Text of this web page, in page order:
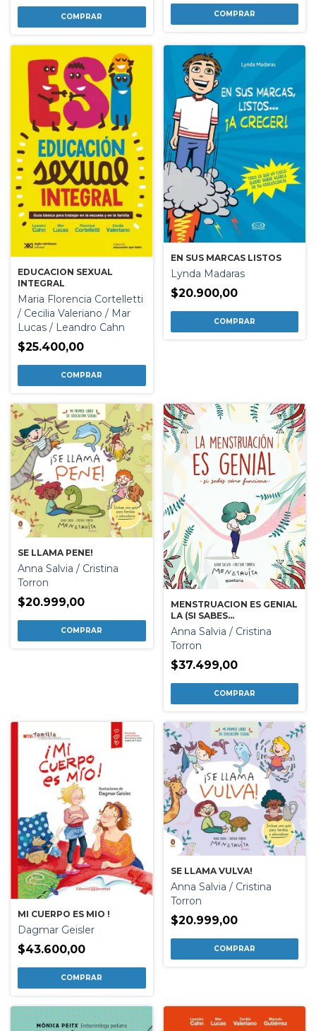
EDUCACION SEXUAL
INTEGRAL
Maria Florencia Cortelletti
/ Cecilia Valeriano / Mar
Lucas / Leandro Cahn
$25.400,00
EN SUS MARCAS LISTOS
Lynda Madaras
$20.900,00
SE LLAMA PENE!
Anna Salvia / Cristina
Torron
$20.999,00
MENSTRUACION ES GENIAL
LA (SI SABES...
Anna Salvia / Cristina
Torron
$37.499,00
MI CUERPO ES MIO !
Dagmar Geisler
$43.600,00
SE LLAMA VULVA!
Anna Salvia / Cristina
Torron
$20.999,00